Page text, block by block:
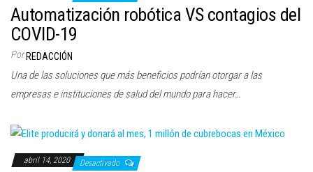
Automatización robótica VS contagios del
COVID-19
Por REDACCIÓN
Una de las soluciones que más beneficios podrían otorgar a las
empresas e instituciones de salud del mundo para hacer…
abril 14, 2020 Desactivado